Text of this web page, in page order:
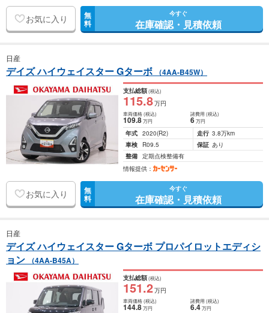
お気に入り 無
料
今すぐ
在庫確認・見積依頼
日産
デイズ ハイウェイスター Gターボ （4AA-B45W）
支払総額(税込)
115.8万円
車両価格(税込)
109.8万円
諸費用 (税込)
6 万円
年式 2020(R2) 走行 3.8万km
車検
R09.5 保証 あり
整備 定期点検整備有
情報提供：
お気に入り 無
料
今すぐ
在庫確認・見積依頼
日産
デイズ ハイウェイスター Gターボ プロパイロットエディシ
ョン
（4AA-B45A）
支払総額(税込)
151.2万円
車両価格(税込)
144.8万円
諸費用 (税込)
6.4 万円